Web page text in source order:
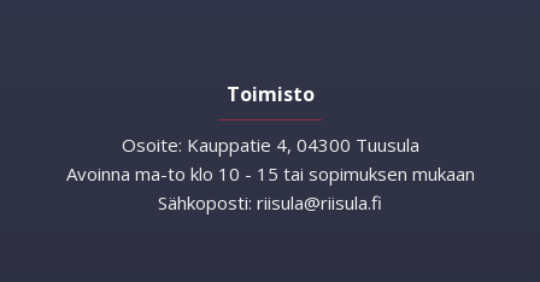
Toimisto
Osoite: Kauppatie 4, 04300 Tuusula
Avoinna ma-to klo 10 - 15 tai sopimuksen mukaan
Sähkoposti: riisula@riisula.fi